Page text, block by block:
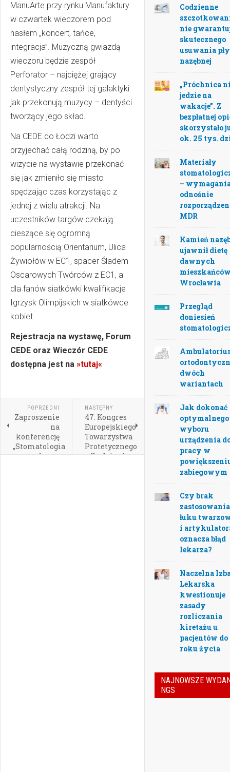
ManuArte przy rynku Manufaktury
w czwartek wieczorem pod
hasłem „koncert, tańce,
integracja”. Muzyczną gwiazdą
wieczoru będzie zespół
Perforator – najciężej grający
dentystyczny zespół tej galaktyki
jak przekonują muzycy – dentyści
tworzący jego skład.
Na CEDE do Łodzi warto
przyjechać całą rodziną, by po
wizycie na wystawie przekonać
się jak zmieniło się miasto
spędzając czas korzystając z
jednej z wielu atrakcji. Na
uczestników targów czekają:
cieszące się ogromną
popularnością Orientarium, Ulica
Żywiołów w EC1, spacer Śladem
Oscarowych Twórców z EC1, a
dla fanów siatkówki kwalifikacje
Igrzysk Olimpijskich w siatkówce
kobiet.
Rejestracja na wystawę, Forum
CEDE oraz Wieczór CEDE
dostępna jest na »tutaj«
POPRZEDNI
Zaproszenie
na
konferencję
„Stomatologia
walczy z
NASTĘPNY
47. Kongres
Europejskiego
Towarzystwa
Protetycznego
odbędzie się
Codzienne
nie
skutecznego
usuwania
nazębnej
„Próchnica
jedzie na
wakacje”. Z
bezpłatnej
skorzystało
ok. 25 tys.
Materiały
–
odnośnie
MDR
Kamień
ujawnił dietę
dawnych
Wrocławia
Przegląd
doniesień
dwóch
wariantach
Jak dokonać
optymalnego
wyboru
urządzenia
pracy w
zabiegowym
Czy brak
zastosowania
łuku
i
oznacza błąd
lekarza?
Naczelna
Lekarska
kwestionuje
zasady
rozliczania
kiretażu u
pacjentów do
roku życia
NAJNOWSZE
NGS